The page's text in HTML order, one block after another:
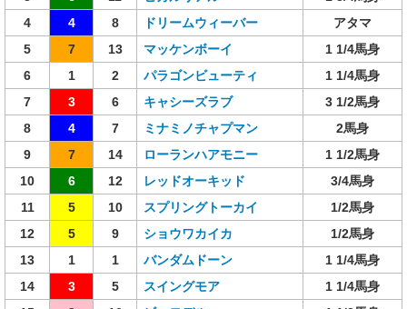
4
4 8 ドリームウィーバー
アタマ
5
7 13 マッケンボーイ
1 1/4馬身
6
1 2 パラゴンビューティ
1 1/4馬身
7
3 6 キャシーズラブ
3 1/2馬身
8
4 7 ミナミノチャプマン
2馬身
9
7 14 ローランハアモニー
1 1/2馬身
10
6 12 レッドオーキッド
3/4馬身
11
5 10 スプリングトーカイ
1/2馬身
12
5 9 ショウワカイカ
1/2馬身
13
1 1 バンダムドーン
1 1/4馬身
14
3 5 スイングモア
1 1/4馬身